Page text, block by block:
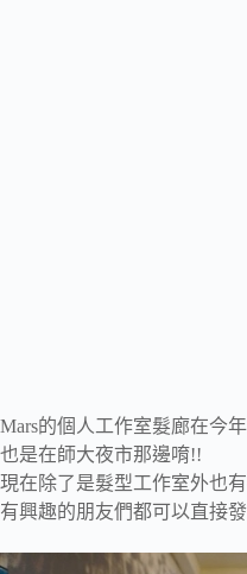
Mars的個人工作室髮廊在今
也是在師大夜市那邊唷!!
現在除了是髮型工作室外也
有興趣的朋友們都可以直接